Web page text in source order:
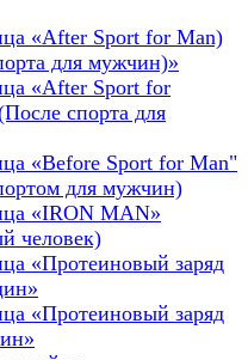
«After Sport for Man)
для мужчин)»
«After Sport for
спорта для
«Before Sport for Man"
для мужчин)
«IRON MAN»
человек)
«Протеиновый заряд
«Протеиновый заряд